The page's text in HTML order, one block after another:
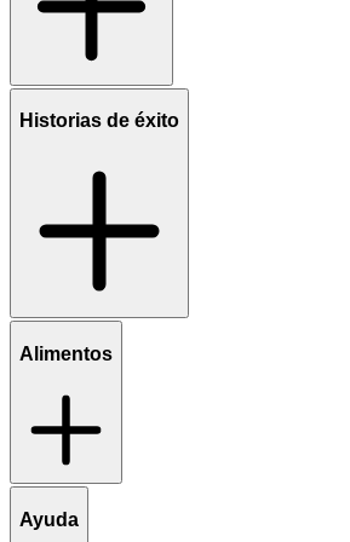
Historias de éxito
Alimentos
Ayuda